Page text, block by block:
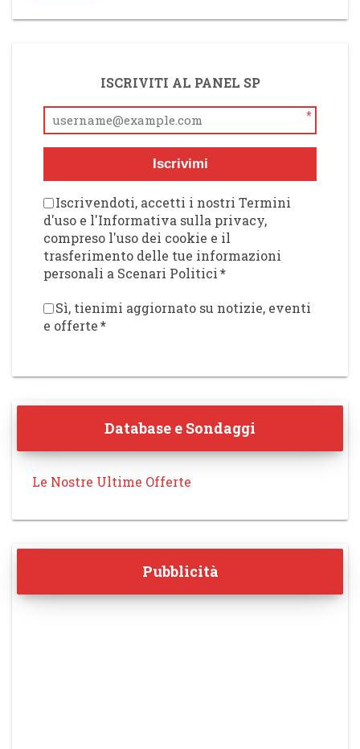
ISCRIVITI AL PANEL SP
*
Iscrivimi
Iscrivendoti, accetti i nostri Termini
d'uso e l'Informativa sulla privacy,
compreso l'uso dei cookie e il
trasferimento delle tue informazioni
personali a Scenari Politici*
Sì, tienimi aggiornato su notizie, eventi
e offerte*
Database e Sondaggi
Le Nostre Ultime Offerte
Pubblicità